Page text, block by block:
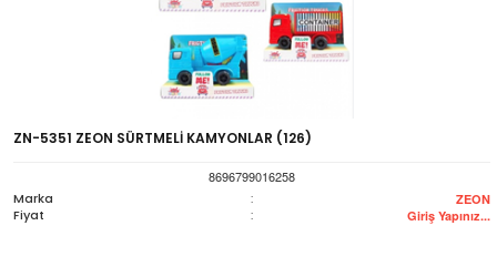
ZN-5351 ZEON SÜRTMELİ KAMYONLAR (126)
8696799016258
Marka
: ZEON
Fiyat : Giriş Yapınız...